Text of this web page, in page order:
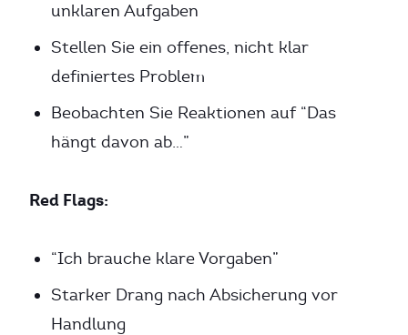
unklaren Aufgaben
Stellen Sie ein offenes, nicht klar
definiertes Problem
Beobachten Sie Reaktionen auf “Das
hängt davon ab…”
Red Flags:
“Ich brauche klare Vorgaben”
Starker Drang nach Absicherung vor
Handlung